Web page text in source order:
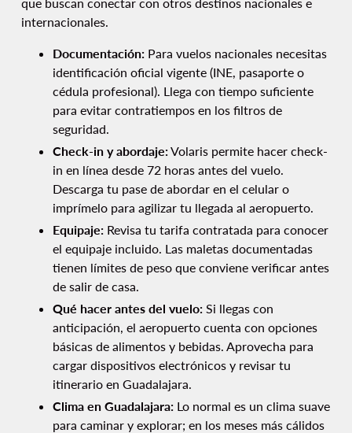
internacionales.
Documentación: Para vuelos nacionales necesitas
identificación oficial vigente (INE, pasaporte o
cédula profesional). Llega con tiempo suficiente
para evitar contratiempos en los filtros de
seguridad.
Check-in y abordaje:Volaris permite hacer check-
in en línea desde 72 horas antes del vuelo.
Descarga tu pase de abordar en el celular o
imprímelo para agilizar tu llegada al aeropuerto.
Equipaje: Revisa tu tarifa contratada para conocer
el equipaje incluido. Las maletas documentadas
tienen límites de peso que conviene verificar antes
de salir de casa.
Qué hacer antes del vuelo: Si llegas con
anticipación, el aeropuerto cuenta con opciones
básicas de alimentos y bebidas. Aprovecha para
cargar dispositivos electrónicos y revisar tu
itinerario en Guadalajara.
Clima en Guadalajara: Lo normal es un clima suave
para caminar y explorar; en los meses más cálidos